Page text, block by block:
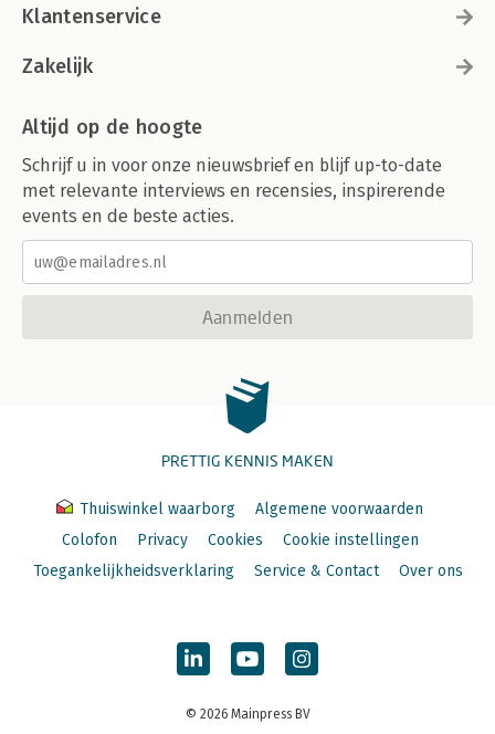
Klantenservice
Zakelijk
Altijd op de hoogte
Schrijf u in voor onze nieuwsbrief en blijf up-to-date
met relevante interviews en recensies, inspirerende
events en de beste acties.
Aanmelden
PRETTIG KENNIS MAKEN
Thuiswinkel waarborg
Algemene voorwaarden
Colofon
Privacy Cookies
Cookie instellingen
Toegankelijkheidsverklaring
Service & Contact Over ons
© 2026 Mainpress BV